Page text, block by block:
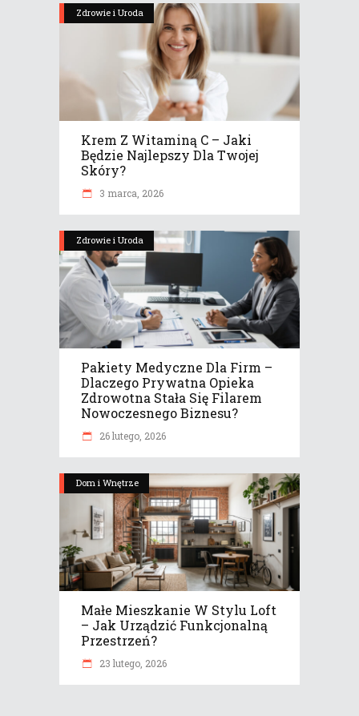
Zdrowie i Uroda
Krem Z Witaminą C – Jaki
Będzie Najlepszy Dla Twojej
Skóry?
3 marca, 2026
Zdrowie i Uroda
Pakiety Medyczne Dla Firm –
Dlaczego Prywatna Opieka
Zdrowotna Stała Się Filarem
Nowoczesnego Biznesu?
26 lutego, 2026
Dom i Wnętrze
Małe Mieszkanie W Stylu Loft
– Jak Urządzić Funkcjonalną
Przestrzeń?
23 lutego, 2026